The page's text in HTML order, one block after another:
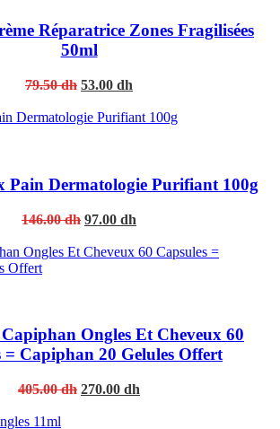
Réparatrice Zones Fragilisées
50ml
79.50dh Original
was:
53.00 dh
is:
Pain Dermatologie Purifiant 100g
146.00dh Original
was:
97.00 dh
is:
Ongles Et Cheveux 60
= Capiphan 20 Gelules Offert
405.00dh Original
270.00 dh